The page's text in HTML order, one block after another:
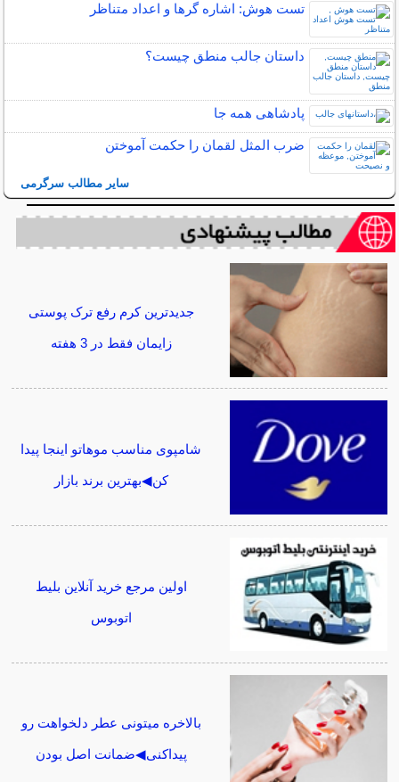
تست هوش: اشاره گرها و اعداد متناظر
داستان جالب منطق چیست؟
پادشاهی همه جا
ضرب المثل لقمان را حکمت آموختن
سایر مطالب سرگرمی
جدیدترین کرم رفع ترک پوستی
زایمان فقط در 3 هفته
شامپوی مناسب موهاتو اینجا پیدا
کن◀بهترین برند بازار
اولین مرجع خرید آنلاین بلیط
اتوبوس
بالاخره میتونی عطر دلخواهت رو
پیداکنی◀ضمانت اصل بودن